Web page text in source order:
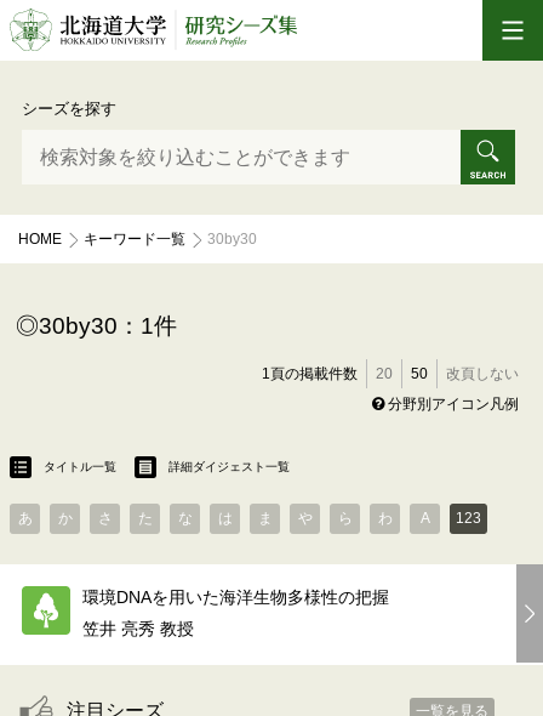
シーズを探す
HOME キーワード一覧 30by30
30by30：1件
1頁の掲載件数 20 50
改頁しない
分野別アイコン凡例
タイトル一覧 詳細ダイジェスト一覧
あ か さ た な は ま や ら わ A 123
環境DNAを用いた海洋生物多様性の把握
笠井 亮秀 教授
注目シーズ 一覧を見る